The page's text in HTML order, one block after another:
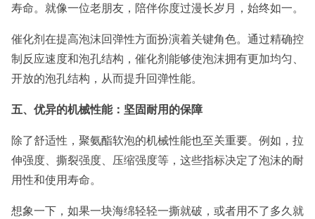
寿命。就像一位老朋友，陪伴你度过漫长岁月，始终如一。
催化剂在提高泡沫回弹性方面扮演着关键角色。通过精确控
制反应速度和泡孔结构，催化剂能够使泡沫拥有更加均匀、
开放的泡孔结构，从而提升回弹性能。
五、优异的机械性能：坚固耐用的保障
除了舒适性，聚氨酯软泡的机械性能也至关重要。例如，拉
伸强度、撕裂强度、压缩强度等，这些指标决定了泡沫的耐
用性和使用寿命。
想象一下，如果一块海绵轻轻一撕就破，或者用不了多久就